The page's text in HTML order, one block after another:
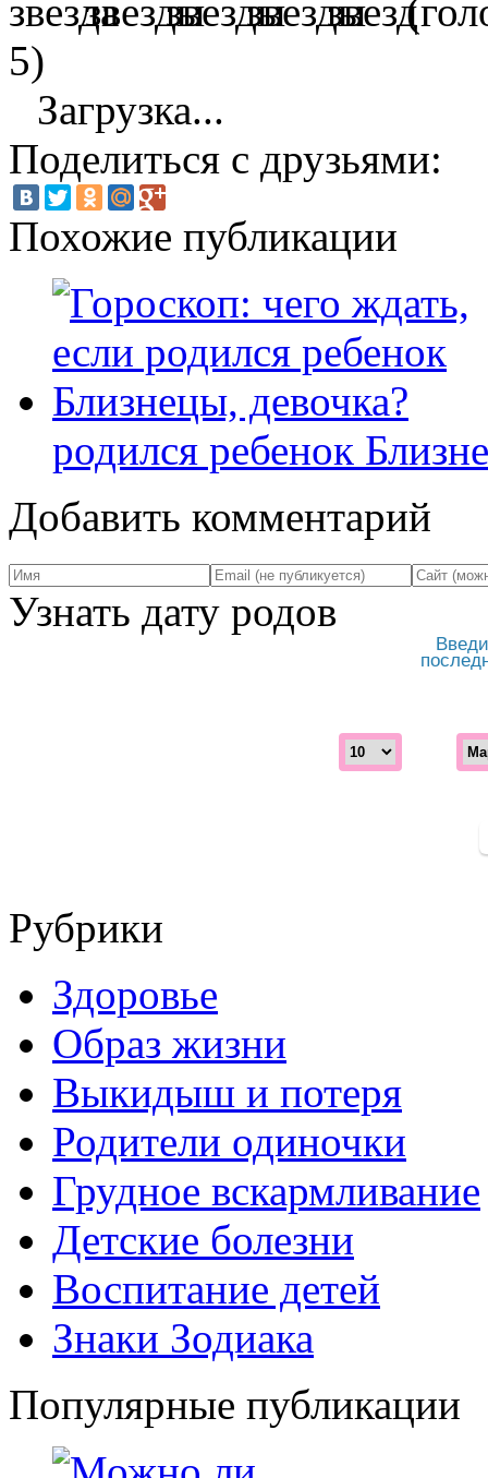
5)
Загрузка...
Поделиться с друзьями:
Похожие публикации
родился ребенок
Добавить комментарий
Узнать дату родов
Рубрики
Здоровье
Образ жизни
Выкидыш и потеря
Родители одиночки
Грудное вскармливание
Детские болезни
Воспитание детей
Знаки Зодиака
Популярные публикации